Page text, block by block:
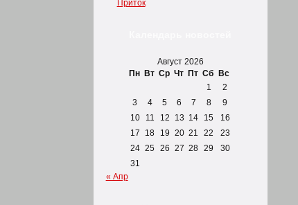
Август 2026
Пн
Вт Ср Чт Пт Сб
Вс
1
2
3
4 5 6 7 8
9
10
11 12 13 14 15
16
17
18 19 20 21 22
23
24 25 26 27 28 29
30
31
« Апр